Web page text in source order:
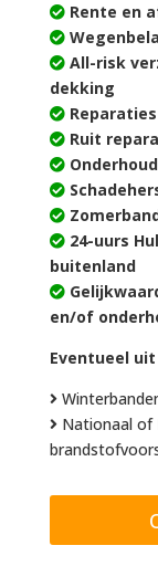
Rente en
All-risk
dekking
Reparaties
Ruit
Onderhoud
24-uurs
buitenland
en/of
Eventueel
Nationaal of